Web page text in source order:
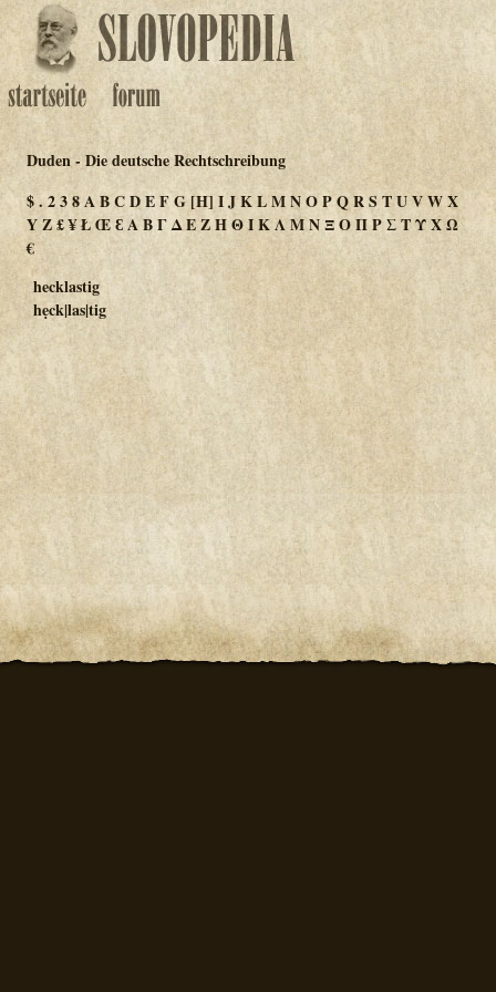
Duden - Die deutsche Rechtschreibung
$.238ABCDEFG[H] IJKLMNOPQRS TUVWX
YZ£¥ŁŒƐΑΒΓΔΕΖΗΘΙΚΛΜΝΞΟΠΡΣΤΥΧΩ
€
hecklastig
hẹck|las|tig